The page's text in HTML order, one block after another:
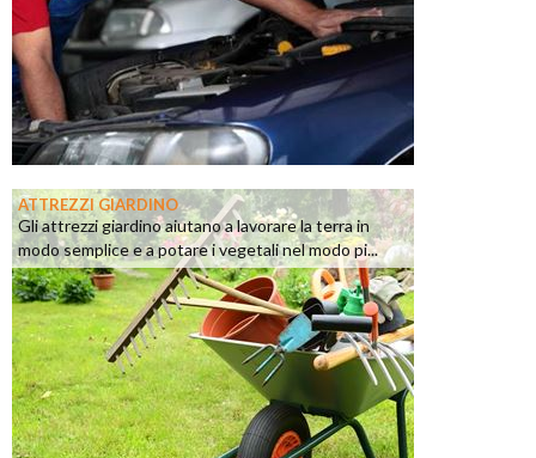
ATTREZZI GIARDINO
Gli attrezzi giardino aiutano a lavorare la terra in
modo semplice e a potare i vegetali nel modo pi...